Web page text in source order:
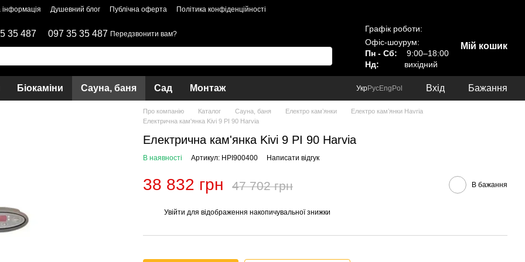
інформація Душевний блог Публічна оферта Політика конфіденційності
35 487 097 35 35 487 Передзвонити вам?
Графік роботи:
Офіс-шоурум:
Пн - Сб:
9:00–18:00
Нд:
вихідний
Мій кошик
Біокаміни Сауна, баня Сад Монтаж УкрРусEng Pol Вхід Бажання
Про компанію Каталог Сауна, баня Електро камʼянки
Електро камʼянки Havria
Електрична кам'янка Kivi 9 РІ 90 Harvia
Електрична кам'янка Kivi 9 РІ 90 Harvia
В наявності Артикул: HPI900400 Написати відгук
38 832 грн 47 702 грн В бажання
Увійти для відображення накопичувальної знижки